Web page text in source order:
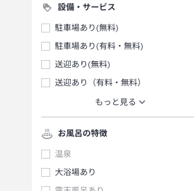
設備・サービス
駐車場あり(無料)
駐車場あり(有料・無料)
送迎あり(無料)
送迎あり（有料・無料）
もっと見る
お風呂の特徴
温泉
大浴場あり